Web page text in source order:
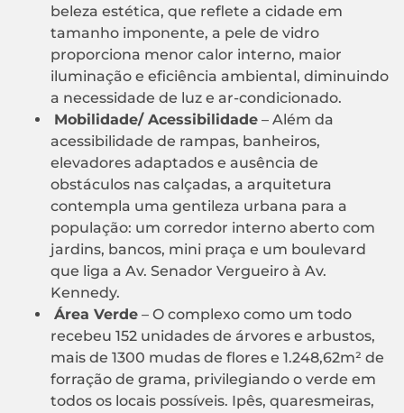
beleza estética, que reflete a cidade em
tamanho imponente, a pele de vidro
proporciona menor calor interno, maior
iluminação e eficiência ambiental, diminuindo
a necessidade de luz e ar-condicionado.
Mobilidade/ Acessibilidade – Além da
acessibilidade de rampas, banheiros,
elevadores adaptados e ausência de
obstáculos nas calçadas, a arquitetura
contempla uma gentileza urbana para a
população: um corredor interno aberto com
jardins, bancos, mini praça e um boulevard
que liga a Av. Senador Vergueiro à Av.
Kennedy.
Área Verde – O complexo como um todo
recebeu 152 unidades de árvores e arbustos,
mais de 1300 mudas de flores e 1.248,62m² de
forração de grama, privilegiando o verde em
todos os locais possíveis. Ipês, quaresmeiras,